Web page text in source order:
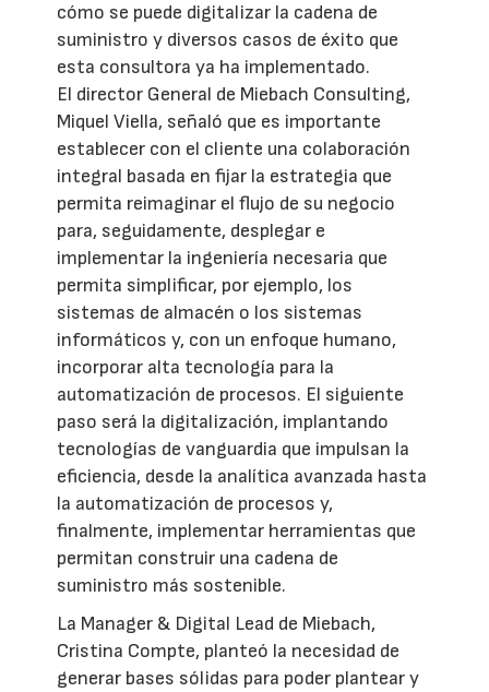
cómo se puede digitalizar la cadena de
suministro y diversos casos de éxito que
esta consultora ya ha implementado.
El director General de Miebach Consulting,
Miquel Viella, señaló que es importante
establecer con el cliente una colaboración
integral basada en fijar la estrategia que
permita reimaginar el flujo de su negocio
para, seguidamente, desplegar e
implementar la ingeniería necesaria que
permita simplificar, por ejemplo, los
sistemas de almacén o los sistemas
informáticos y, con un enfoque humano,
incorporar alta tecnología para la
automatización de procesos. El siguiente
paso será la digitalización, implantando
tecnologías de vanguardia que impulsan la
eficiencia, desde la analítica avanzada hasta
la automatización de procesos y,
finalmente, implementar herramientas que
permitan construir una cadena de
suministro más sostenible.
La Manager & Digital Lead de Miebach,
Cristina Compte, planteó la necesidad de
generar bases sólidas para poder plantear y